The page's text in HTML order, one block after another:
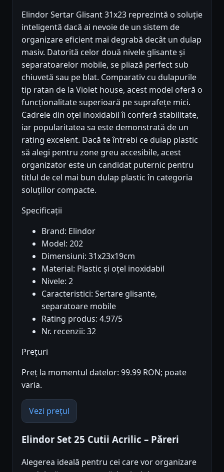
Elindor Sertar Glisant 31x23 reprezintă o soluție
inteligentă dacă ai nevoie de un sistem de
organizare eficient mai degrabă decât un dulap
masiv. Datorită celor două nivele glisante și
separatoarelor mobile, se pliază perfect sub
chiuvetă sau pe blat. Comparativ cu dulapurile
tip ratan de la Violet house, acest model oferă o
funcționalitate superioară pe suprafețe mici.
Cadrele din oțel inoxidabil îi conferă stabilitate,
iar popularitatea sa este demonstrată de un
rating excelent. Dacă te întrebi ce dulap plastic
să alegi pentru zone greu accesibile, acest
organizator este un candidat puternic pentru
titlul de cel mai bun dulap plastic în categoria
soluțiilor compacte.
Specificații
Brand: Elindor
Model: 202
Dimensiuni: 31x23x19cm
Material: Plastic și oțel inoxidabil
Nivele: 2
Caracteristici: Sertare glisante,
separatoare mobile
Rating produs: 4.97/5
Nr. recenzii: 32
Prețuri
Preț la momentul datelor: 99.99 RON; poate
varia.
Vezi prețul
Elindor Set 25 Cutii Acrilic – Păreri
Alegerea ideală pentru cei care vor organizare